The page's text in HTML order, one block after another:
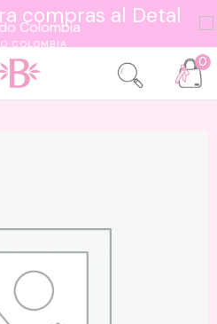
compras al Detal
COLOMBIA
0